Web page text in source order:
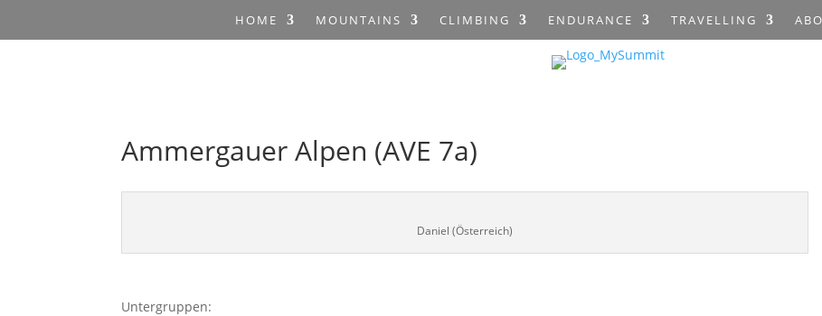
HOME MOUNTAINS CLIMBING ENDURANCE TRAVELLING
Ammergauer Alpen (AVE 7a)
Daniel (Österreich)
Untergruppen: